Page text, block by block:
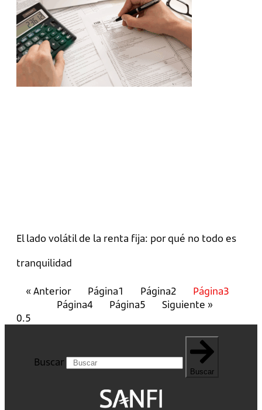
El lado volátil de la renta fija: por qué no todo es
tranquilidad
« Anterior Página1 Página2 Página3
Página4 Página5 Siguiente »
Buscar
Buscar